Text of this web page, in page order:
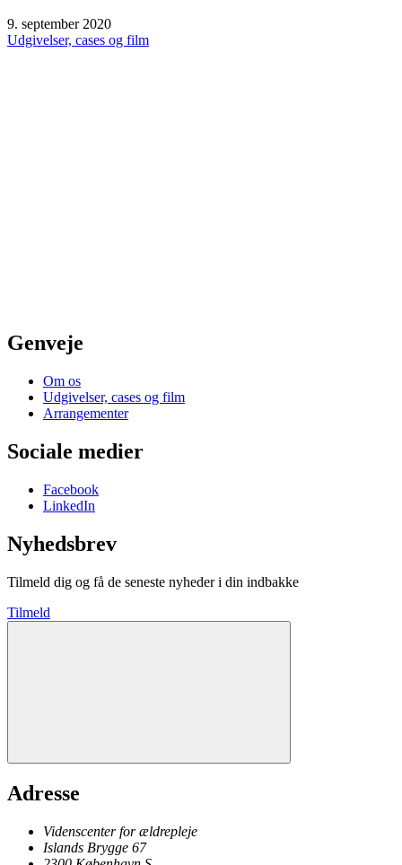
9. september 2020
Udgivelser, cases og film
Genveje
Om os
Udgivelser, cases og film
Arrangementer
Sociale medier
Facebook
LinkedIn
Nyhedsbrev
Tilmeld dig og få de seneste nyheder i din indbakke
Tilmeld
Adresse
Videnscenter for ældrepleje
Islands Brygge 67